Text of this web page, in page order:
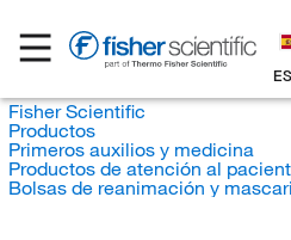
ES
Fisher Scientific
Productos
Primeros auxilios y medicina
Productos de atención al
Bolsas de reanimación y